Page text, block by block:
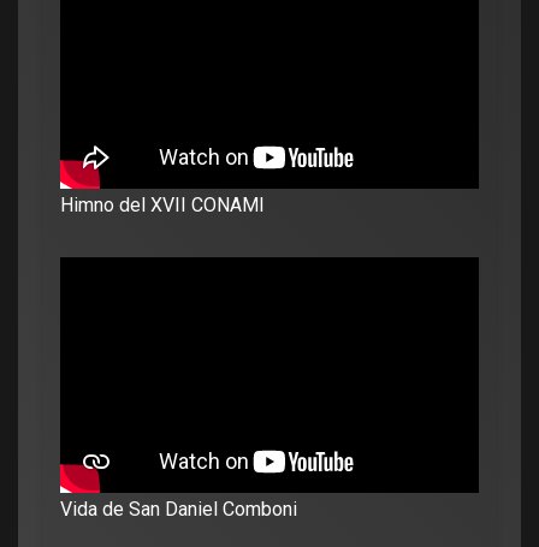
Himno del XVII CONAMI
Vida de San Daniel Comboni